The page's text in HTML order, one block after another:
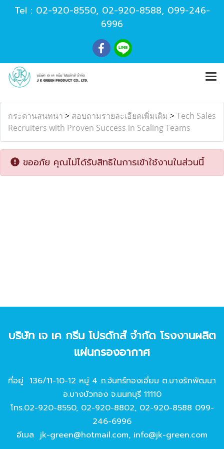
Tel : 02-920-8550, 02-920-8588, 099-246-
6996
กระดานสนทนา > สอบถามรายละเอียดเพิ่มเติม >Tech Sales
Recruiters with Proven Success in Scaling Teams
ขออภัย คุณไม่ได้รับสิทธิในการเข้าใช้งานในส่วนนี้
บริษัท เจ เค กรีน โปรดักส์ จํากัด โรงงานผลิต
แผ่นกรองอากาศ
ที่อยู่ 136/11-10-12 หมู่ 4 ถ.จันทร์ทองเอี่ยม ต.บางรักพัฒนา
อ.บางบัวทอง จ.นนทบุรี 11110
โทร.02-920-8550, 02-920-8802, 02-920-8588 099-
246-6996
อีเมล jk-green@hotmail.com, info@jk-green.com